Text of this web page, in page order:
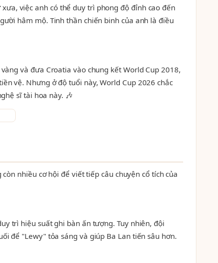
việc anh có thể duy trì phong độ đỉnh cao đến
hâm mộ. Tinh thần chiến binh của anh là điều
và đưa Croatia vào chung kết World Cup 2018,
vệ. Nhưng ở độ tuổi này, World Cup 2026 chắc
sĩ tài hoa này. 🎶
nhiều cơ hội để viết tiếp câu chuyện cổ tích của
trì hiệu suất ghi bàn ấn tượng. Tuy nhiên, đội
để "Lewy" tỏa sáng và giúp Ba Lan tiến sâu hơn.